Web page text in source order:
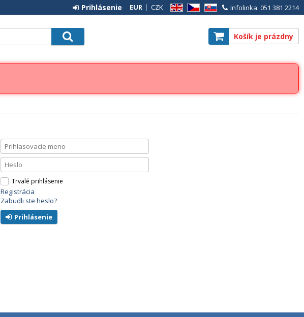
Infolinka: 051 381 2214
EN CZ SK
EUR CZK
Prihlásenie
Košík je prázdny
Trvalé prihlásenie
Registrácia
Zabudli ste heslo?
Prihlásenie